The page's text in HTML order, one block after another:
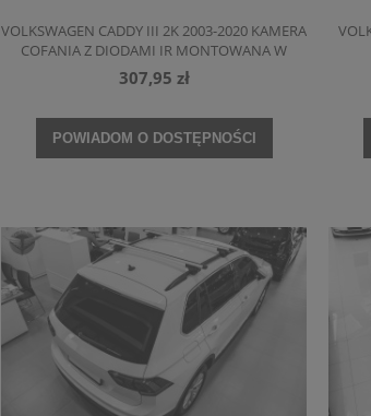
VOLKSWAGEN CADDY III 2K 2003-2020 KAMERA
COFANIA Z DIODAMI IR MONTOWANA W
MIEJSCE ŚWIATŁA STOPU
307,95 zł
POWIADOM O DOSTĘPNOŚCI